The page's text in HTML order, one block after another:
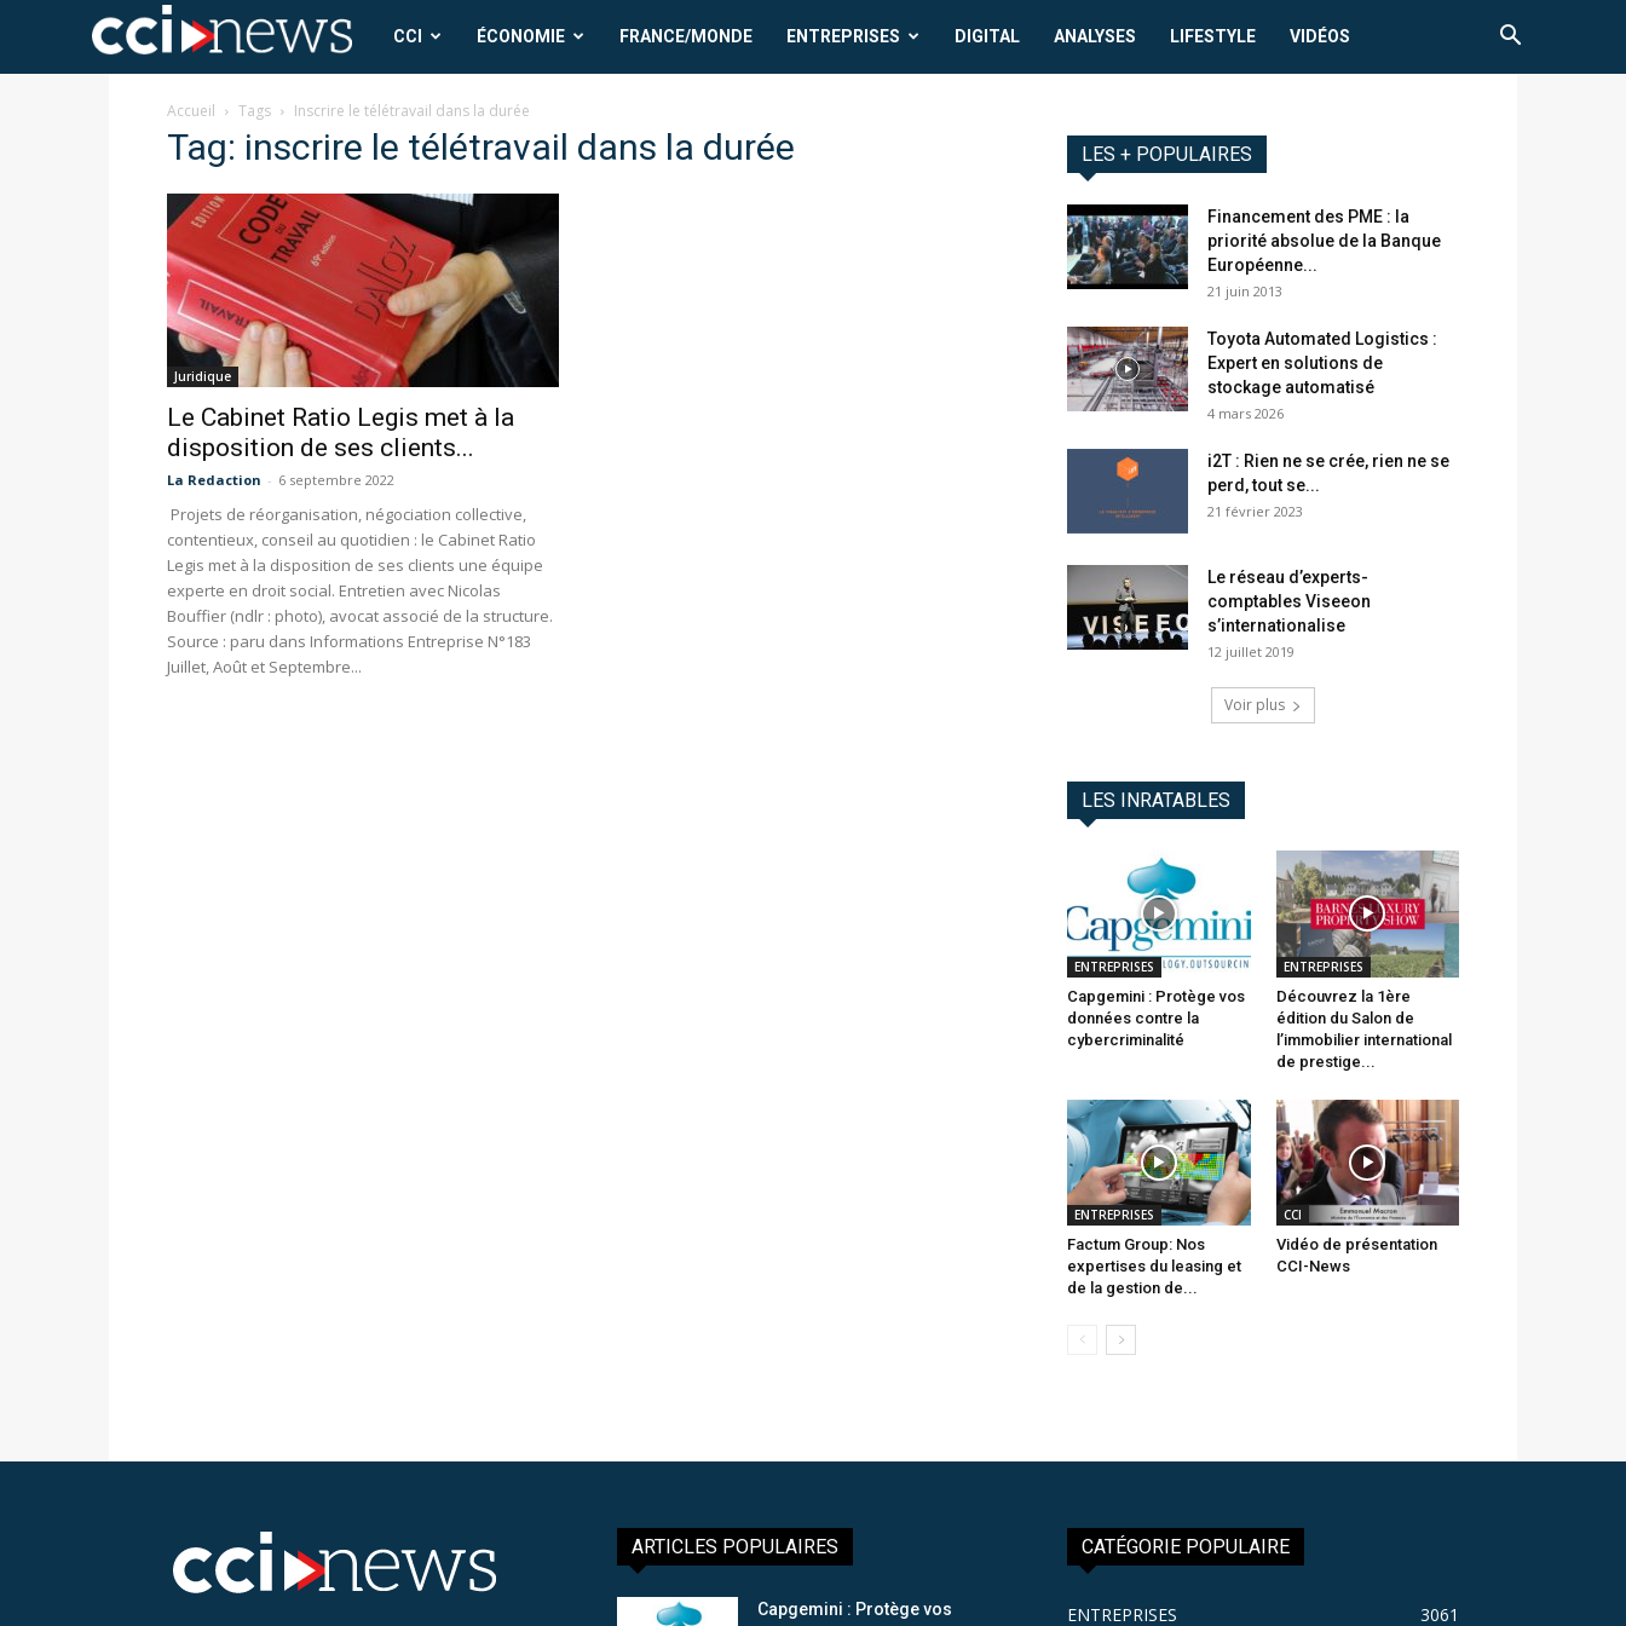
CCI
News
CCI ÉCONOMIE FRANCE/MONDE ENTREPRISES DIGITAL ANALYSES LIFESTYLE VIDÉOS
Accueil Tags Inscrire le télétravail dans la durée
Tag: inscrire le télétravail dans la durée
Juridique
Le Cabinet Ratio Legis met à la
disposition de ses clients...
La Redaction - 6 septembre 2022
Projets de réorganisation, négociation collective,
contentieux, conseil au quotidien : le Cabinet Ratio
Legis met à la disposition de ses clients une équipe
experte en droit social. Entretien avec Nicolas
Bouffier (ndlr : photo), avocat associé de la structure.
Source : paru dans Informations Entreprise N°183
Juillet, Août et Septembre...
LES + POPULAIRES
Financement des PME : la
priorité absolue de la Banque
Européenne...
21 juin 2013
Toyota Automated Logistics :
Expert en solutions de
stockage automatisé
4 mars 2026
i2T : Rien ne se crée, rien ne se
perd, tout se...
21 février 2023
Le réseau d’experts-
comptables Viseeon
s’internationalise
12 juillet 2019
Voir plus
LES INRATABLES
ENTREPRISES
Capgemini : Protège vos
données contre la
cybercriminalité
ENTREPRISES
Découvrez la 1ère
édition du Salon de
l’immobilier international
de prestige...
ENTREPRISES
Factum Group: Nos
expertises du leasing et
de la gestion de...
CCI
Vidéo de présentation
CCI-News
ARTICLES POPULAIRES
Capgemini : Protège vos
CATÉGORIE POPULAIRE
ENTREPRISES 3061